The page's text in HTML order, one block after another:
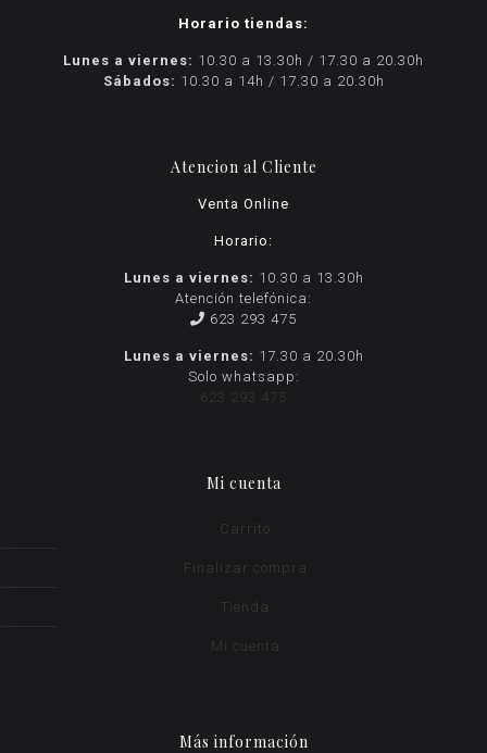
Horario tiendas:
Lunes a viernes: 10.30 a 13.30h / 17.30 a 20.30h
Sábados: 10.30 a 14h / 17.30 a 20.30h
Atencion al Cliente
Venta Online
Horario:
Lunes a viernes: 10.30 a 13.30h
Atención telefónica:
623 293 475
Lunes a viernes: 17.30 a 20.30h
Solo whatsapp:
623 293 475
Mi cuenta
Carrito
Finalizar compra
Tienda
Mi cuenta
Más información